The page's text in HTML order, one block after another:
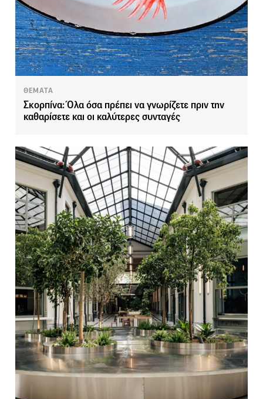
ΘΕΜΑΤΑ
Σκορπίνα: Όλα όσα πρέπει να γνωρίζετε πριν την
καθαρίσετε και οι καλύτερες συνταγές